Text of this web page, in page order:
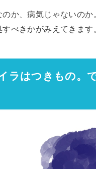
か、病気じゃないの
べきかがみえてきます
ラはつきもの。